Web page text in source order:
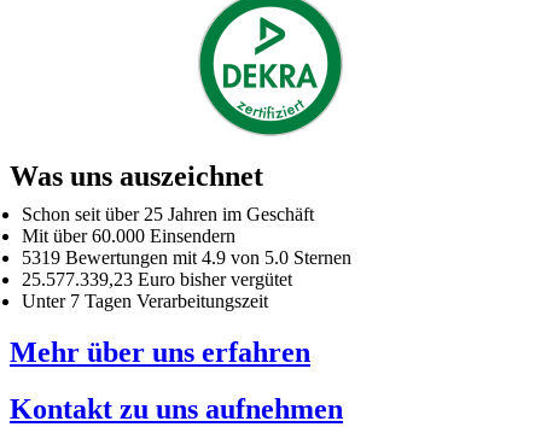
Was uns auszeichnet
Schon seit über 25 Jahren im Geschäft
Mit über 60.000 Einsendern
5319 Bewertungen mit 4.9 von 5.0 Sternen
25.577.339,23 Euro bisher vergütet
Unter 7 Tagen Verarbeitungszeit
Mehr über uns erfahren
Kontakt zu uns aufnehmen